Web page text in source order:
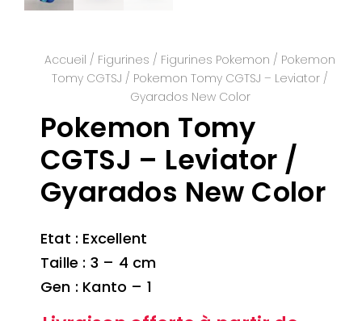
Accueil / Figurines / Figurines Pokemon / Pokemon
Tomy CGTSJ / Pokemon Tomy CGTSJ – Leviator /
Gyarados New Color
Pokemon Tomy
CGTSJ – Leviator /
Gyarados New Color
Etat : Excellent
Taille : 3 – 4 cm
Gen : Kanto – 1